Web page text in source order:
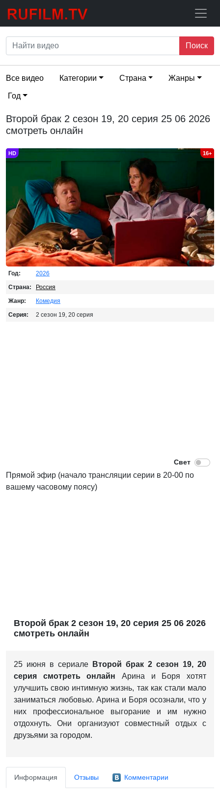
Поиск
Все видео Категории Страна Жанры
Год
Второй брак 2 сезон 19, 20 серия 25 06 2026
смотреть онлайн
HD 16+
Год:
2026
Страна:
Россия
Жанр:
Комедия
Серия:
2 сезон 19, 20 серия
Прямой эфир (начало трансляции серии в 20-00 по
вашему часовому поясу)
Второй брак 2 сезон 19, 20 серия 25 06 2026
смотреть онлайн
25 июня в сериале
Второй брак 2 сезон 19, 20
серия смотреть онлайн Арина и Боря хотят
улучшить свою интимную жизнь, так как стали мало
заниматься любовью. Арина и Боря осознали, что у
них профессиональное выгорание и им нужно
отдохнуть. Они организуют совместный отдых с
друзьями за городом.
Информация Отзывы Комментарии